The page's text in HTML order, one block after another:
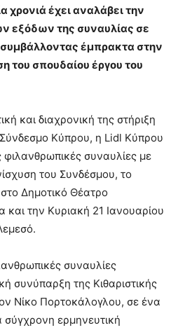
χρονιά έχει αναλάβει την
εξόδων της συναυλίας σε
έμπρακτα στην
του σπουδαίου έργου του
και διαχρονική της στήριξη
Σύνδεσμο Κύπρου, η Lidl Κύπρου
φιλανθρωπικές συναυλίες με
του Συνδέσμου, το
Δημοτικό Θέατρο
την Κυριακή 21 Ιανουαρίου
συναυλίες
συνύπαρξη της Κιθαριστικής
Νίκο Πορτοκάλογλου, σε ένα
ερμηνευτική